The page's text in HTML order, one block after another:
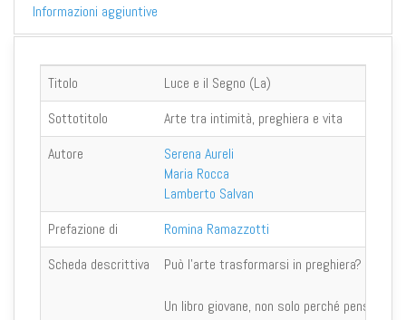
Informazioni aggiuntive
Titolo
Luce e il Segno (La)
Sottotitolo
Arte tra intimità, preghiera e vita
Autore
Serena Aureli
Maria Rocca
Lamberto Salvan
Prefazione di
Romina Ramazzotti
Scheda descrittiva
Può l’arte trasformarsi in preghiera?
Un libro giovane, non solo perché pensato